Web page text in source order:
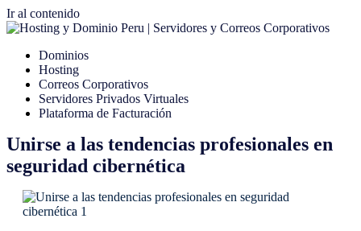
Ir al contenido
Dominios
Hosting
Correos Corporativos
Servidores Privados Virtuales
Plataforma de Facturación
Unirse a las tendencias profesionales en
seguridad cibernética